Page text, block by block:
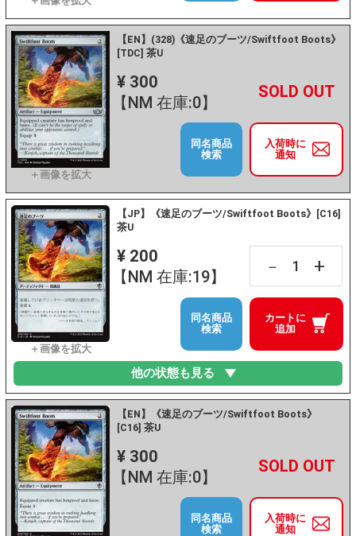
【EN】(328)《速足のブーツ/Swiftfoot Boots》
[TDC] 茶U
¥ 300
【NM 在庫:0】
－ +
入荷時に
通知
同名商品
検索
【JP】《速足のブーツ/Swiftfoot Boots》[C16]
茶U
¥ 200
【NM 在庫:19】
－ +
カートに
追加
同名商品
検索
他の状態も見る
【EN】《速足のブーツ/Swiftfoot Boots》
[C16] 茶U
¥ 300
【NM 在庫:0】
－ +
入荷時に
通知
同名商品
検索